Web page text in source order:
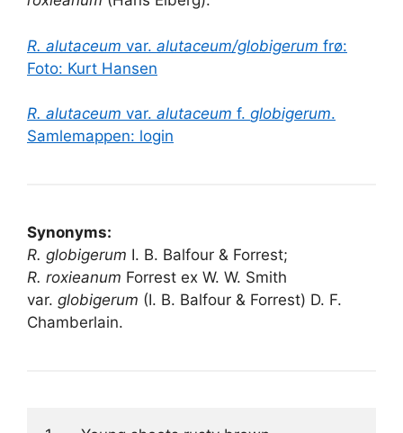
R. alutaceum var. alutaceum/globigerum frø:
Foto: Kurt Hansen
R. alutaceum var. alutaceum f. globigerum.
Samlemappen: login
Synonyms:
R. globigerum I. B. Balfour & Forrest;
R. roxieanum Forrest ex W. W. Smith
var. globigerum (I. B. Balfour & Forrest) D. F.
Chamberlain.